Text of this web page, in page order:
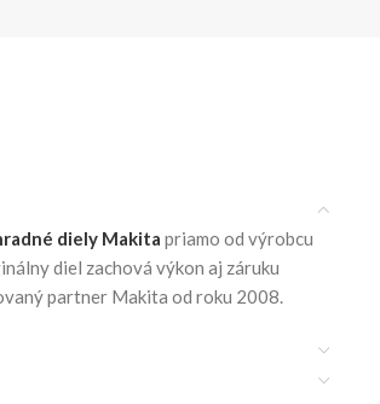
diely Makita priamo od výrobcu
diel zachová výkon aj záruku
partner Makita od roku 2008.